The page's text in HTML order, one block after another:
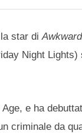
star diAwkward
Night Lights)
e ha
criminale da